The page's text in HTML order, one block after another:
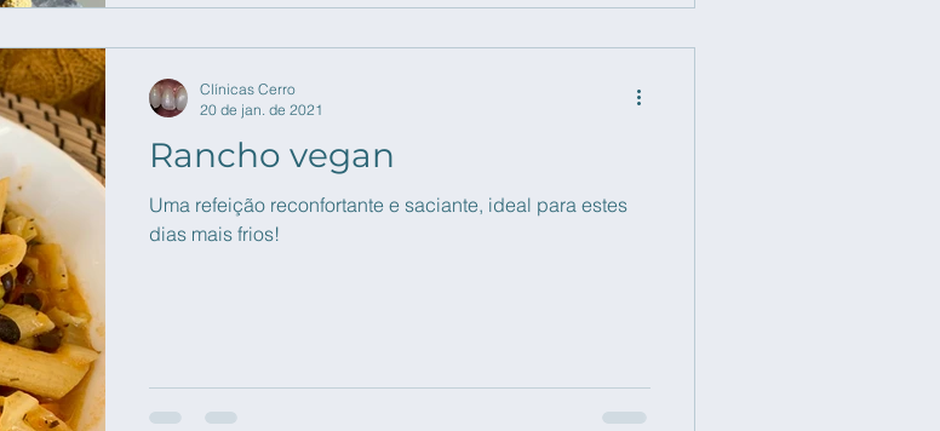
Rancho vegan
Uma refeição reconfortante e saciante, ideal para estes
dias mais frios!
Clínicas Cerro
20 de jan. de 2021